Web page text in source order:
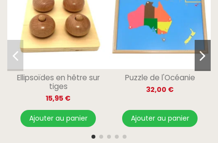
Ellipsoïdes en hêtre sur
tiges
15,95 €
Ajouter au panier
Puzzle de l'Océanie
32,00 €
Ajouter au panier